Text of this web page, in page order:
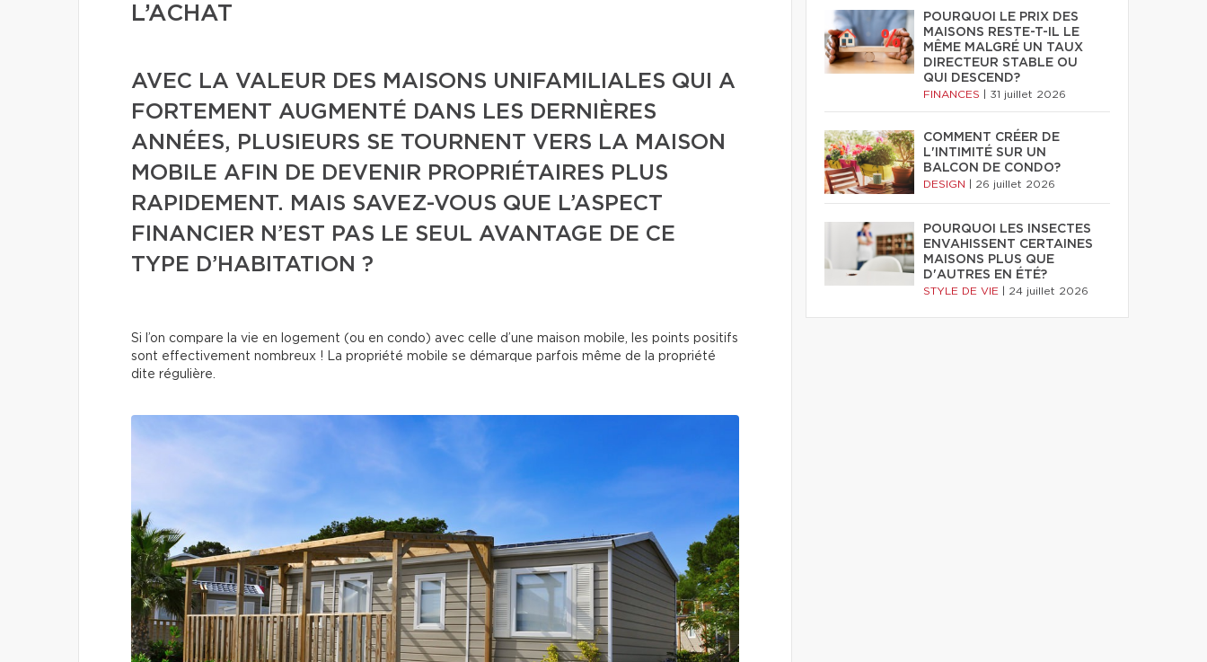
L’ACHAT
AVEC LA VALEUR DES MAISONS UNIFAMILIALES QUI A
FORTEMENT AUGMENTÉ DANS LES DERNIÈRES
ANNÉES, PLUSIEURS SE TOURNENT VERS LA MAISON
MOBILE AFIN DE DEVENIR PROPRIÉTAIRES PLUS
RAPIDEMENT. MAIS SAVEZ-VOUS QUE L’ASPECT
FINANCIER N’EST PAS LE SEUL AVANTAGE DE CE
TYPE D’HABITATION ?
Si l’on compare la vie en logement (ou en condo) avec celle d’une maison mobile, les points positifs
sont effectivement nombreux ! La propriété mobile se démarque parfois même de la propriété
dite régulière.
POURQUOI LE PRIX DES
MAISONS RESTE-T-IL LE
MÊME MALGRÉ UN TAUX
DIRECTEUR STABLE OU
QUI DESCEND?
FINANCES 31 juillet 2026
COMMENT CRÉER DE
L'INTIMITÉ SUR UN
BALCON DE CONDO?
DESIGN 26 juillet 2026
POURQUOI LES INSECTES
ENVAHISSENT CERTAINES
MAISONS PLUS QUE
D'AUTRES EN ÉTÉ?
STYLE DE VIE 24 juillet 2026